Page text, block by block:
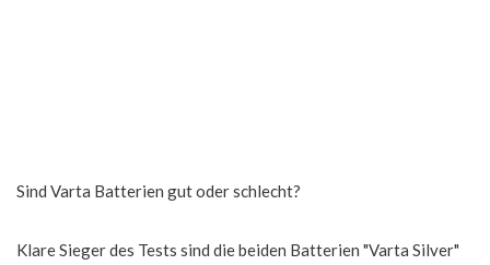
Sind Varta Batterien gut oder schlecht?
Klare Sieger des Tests sind die beiden Batterien "Varta Silver"